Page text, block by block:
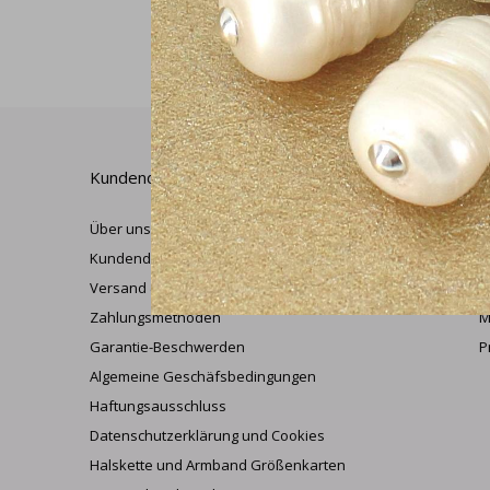
Kundendienst
Über uns
Kundendienst
Versand & Rückversand
Zahlungsmethoden
Garantie-Beschwerden
Algemeine Geschäfsbedingungen
Haftungsausschluss
Datenschutzerklärung und Cookies
Halskette und Armband Größenkarten